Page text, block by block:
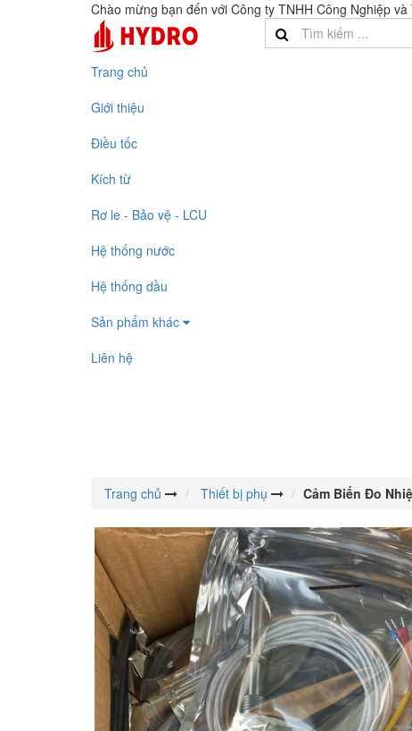
Chào mừng bạn đến với Công ty TNHH Công Nghiệp
Trang chủ
Giới thiệu
Điều tốc
Kích từ
Rơ le - Bảo vệ - LCU
Hệ thống nước
Hệ thống dầu
Sản phẩm khác
Liên hệ
Trang chủ
Thiết bị phụ Cảm Biến Đo